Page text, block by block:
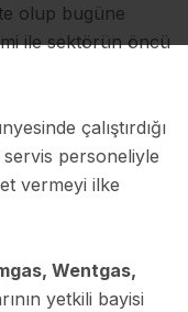
olup bugüne
ile sektörün öncü
çalıştırdığı
personeliyle
vermeyi ilke
Wentgas,
yetkili bayisi